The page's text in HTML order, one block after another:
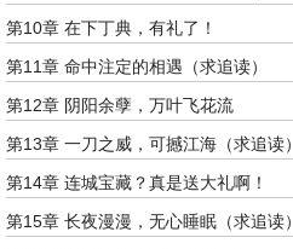
第10章 在下丁典，有礼了！
第11章 命中注定的相遇（求追读）
第12章 阴阳余孽，万叶飞花流
第13章 一刀之威，可撼江海（求追读）
第14章 连城宝藏？真是送大礼啊！
第15章 长夜漫漫，无心睡眠（求追读）